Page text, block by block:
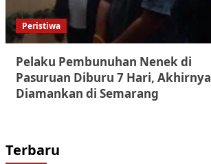
Peristiwa
Pelaku Pembunuhan Nenek di
Pasuruan Diburu 7 Hari, Akhirnya
Diamankan di Semarang
Terbaru